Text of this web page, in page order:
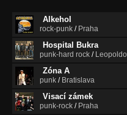
Nezařazeno
Pohyb na zdravom tele
Nezařazeno
GITARISTA
Nezařazeno
BUDIK
Alkehol
rock-punk / Praha
Hospital Bukra
punk-hard rock /
Zóna A
punk / Bratislava
Visací zámek
punk-rock / Praha